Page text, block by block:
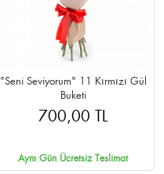
"Seni Seviyorum" 11 Kırmızı Gül
Buketi
700,00 TL
Aynı Gün Ücretsiz Teslimat